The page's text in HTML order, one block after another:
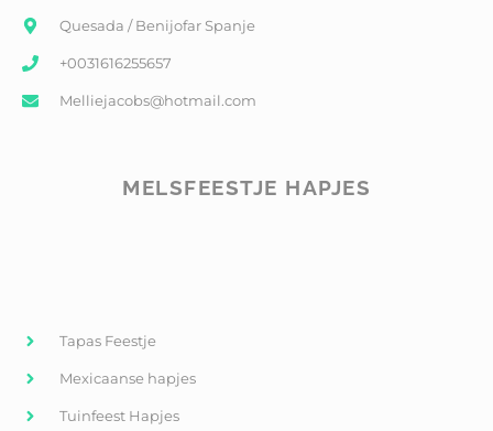
Quesada / Benijofar Spanje
+0031616255657
Melliejacobs@hotmail.com
MELSFEESTJE HAPJES
Tapas Feestje
Mexicaanse hapjes
Tuinfeest Hapjes